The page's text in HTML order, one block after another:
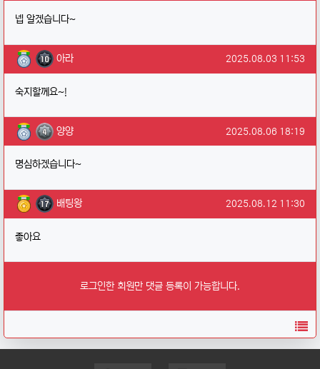
넵 알겠습니다~
아라님의 댓글
아라 작성일
2025.08.03 11:53
숙지할께요~!
양양님의 댓글
양양 작성일
2025.08.06 18:19
명심하겠습니다~
배팅왕님의 댓글
배팅왕 작성일
2025.08.12 11:30
좋아요
로그인한 회원만 댓글 등록이 가능합니다.
목